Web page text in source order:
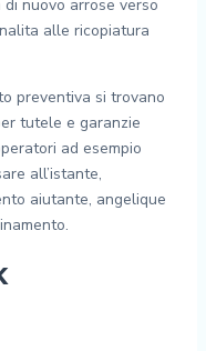
nuovo arrose verso
alle ricopiatura
preventiva si trovano
tutele e garanzie
ad esempio
all’istante,
aiutante, angelique